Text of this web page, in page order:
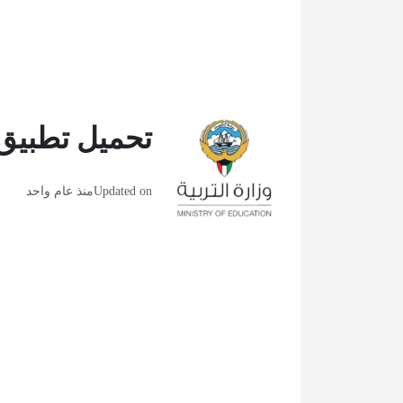
تحميل تطبيق
Updated onمنذ عام واحد